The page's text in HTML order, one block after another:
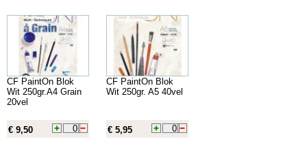
CF PaintOn Blok
Wit 250gr.A4 Grain
20vel
€ 9,50
CF PaintOn Blok
Wit 250gr. A5 40vel
€ 5,95